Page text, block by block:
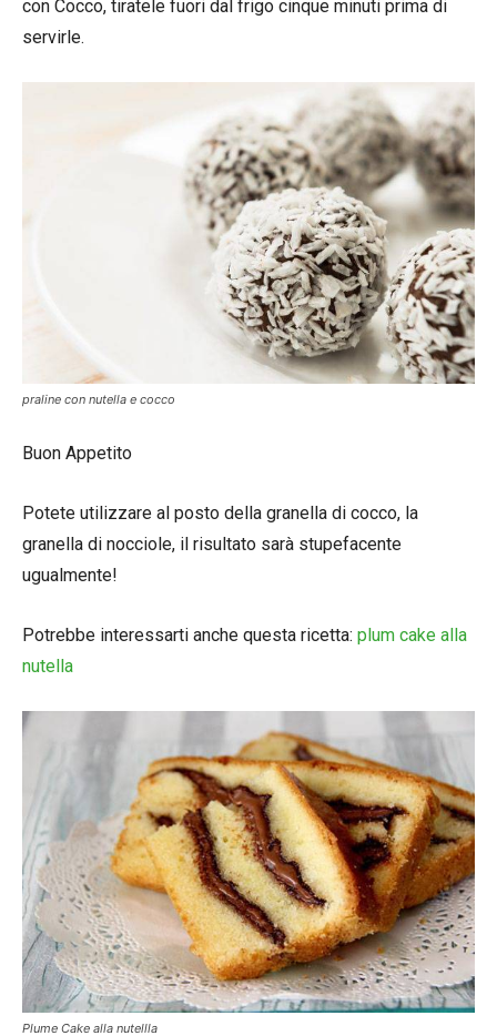
con Cocco, tiratele fuori dal frigo cinque minuti prima di
servirle.
praline con nutella e cocco
Buon Appetito
Potete utilizzare al posto della granella di cocco, la
granella di nocciole, il risultato sarà stupefacente
ugualmente!
Potrebbe interessarti anche questa ricetta: plum cake alla
nutella
Plume Cake alla nutellla